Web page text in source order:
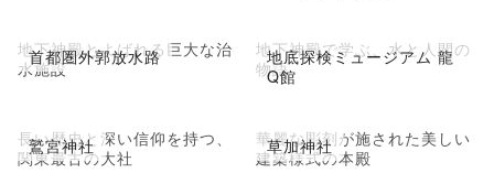
首都圏外郭放水路
地下神殿とよばれる巨大な治
水施設
地底探検ミュージアム 龍
Q館
地下神殿で学ぶ、水と人間の
物語
鷲宮神社
長い歴史と深い信仰を持つ、
関東最古の大社
草加神社
華麗な彫刻が施された美しい
建築様式の本殿